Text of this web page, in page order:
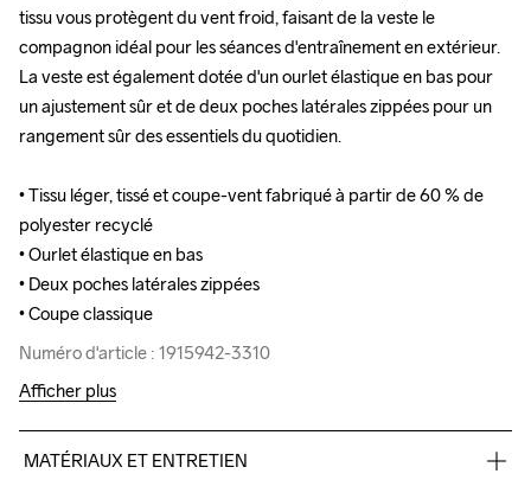
tissu vous protègent du vent froid, faisant de la veste le
compagnon idéal pour les séances d'entraînement en extérieur.
La veste est également dotée d'un ourlet élastique en bas pour
un ajustement sûr et de deux poches latérales zippées pour un
rangement sûr des essentiels du quotidien.
• Tissu léger, tissé et coupe-vent fabriqué à partir de 60 % de
polyester recyclé
• Ourlet élastique en bas
• Deux poches latérales zippées
• Coupe classique
Numéro d'article : 1915942-3310
tissu vous protègent du vent froid, faisant de la veste le
compagnon idéal pour les séances d'entraînement en extérieur.
La veste est également dotée d'un ourlet élastique en bas pour
un ajustement sûr et de deux poches latérales zippées pour un
rangement sûr des essentiels du quotidien.
• Tissu léger, tissé et coupe-vent fabriqué à partir de 60 % de
polyester recyclé
• Ourlet élastique en bas
• Deux poches latérales zippées
• Coupe classique
Numéro d'article : 1915942-3310
Afficher plus
MATÉRIAUX ET ENTRETIEN